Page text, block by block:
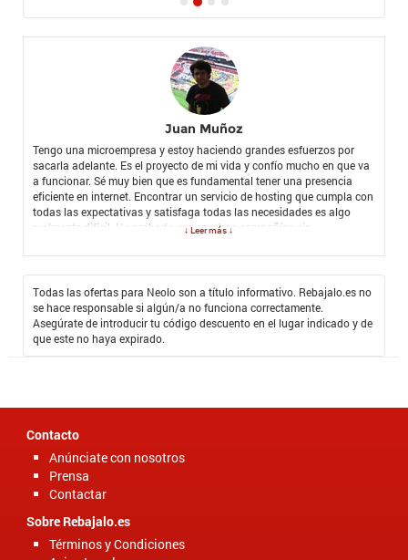
Juan Muñoz
Tengo una microempresa y estoy haciendo grandes esfuerzos por
sacarla adelante. Es el proyecto de mi vida y confío mucho en que va
a funcionar. Sé muy bien que es fundamental tener una presencia
eficiente en internet. Encontrar un servicio de hosting que cumpla con
todas las expectativas y satisfaga todas las necesidades es algo
realmente difícil. He probado con muchas compañías sin
Rebájalo España y desde entonces estas búsquedas son más cortas
y exitosas. Ahí me encontré con Neolo, una excelente compañía que
ofrece un servicio de alojamiento web realmente eficaz y unos
servicios complementarios de primera. Me decidí a canjear el Cupón
Promocional Neolo y ahora puedo decir que encontré mi compañía de
hosting favorita. Lo mejor de todo es que pagué realmente muy poco
↓ Leer más ↓
Todas las ofertas para Neolo son a título informativo. Rebajalo.es no
se hace responsable si algún/a no funciona correctamente.
Asegúrate de introducir tu código descuento en el lugar indicado y de
que este no haya expirado.
Contacto
Anúnciate con nosotros
Prensa
Contactar
Sobre Rebajalo.es
Términos y Condiciones